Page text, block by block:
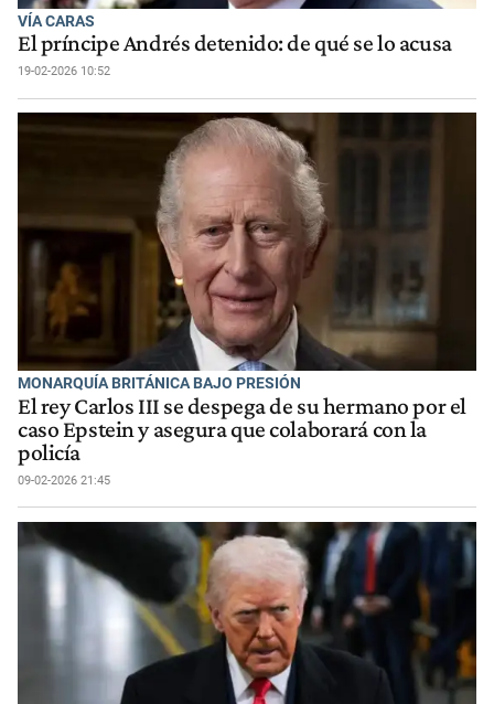
VÍA CARAS
El príncipe Andrés detenido: de qué se lo acusa
19-02-2026 10:52
MONARQUÍA BRITÁNICA BAJO PRESIÓN
El rey Carlos III se despega de su hermano por el
caso Epstein y asegura que colaborará con la
policía
09-02-2026 21:45